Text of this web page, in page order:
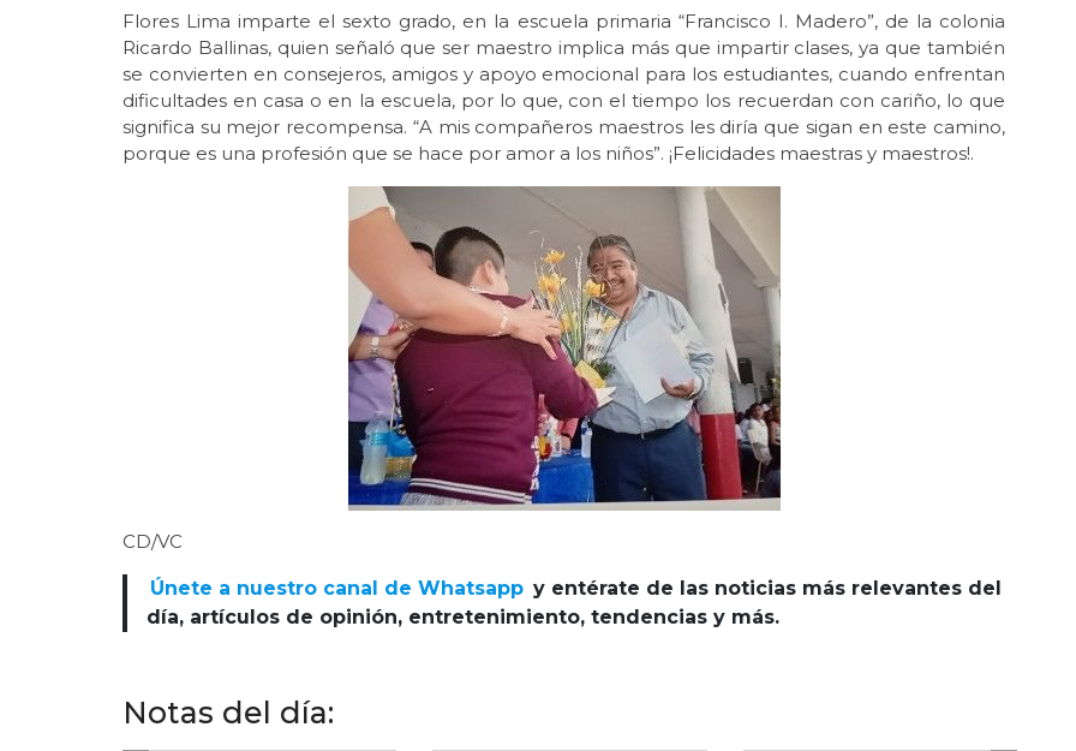
Flores Lima imparte el sexto grado, en la escuela primaria “Francisco I. Madero”, de la colonia
Ricardo Ballinas, quien señaló que ser maestro implica más que impartir clases, ya que también
se convierten en consejeros, amigos y apoyo emocional para los estudiantes, cuando enfrentan
dificultades en casa o en la escuela, por lo que, con el tiempo los recuerdan con cariño, lo que
significa su mejor recompensa. “A mis compañeros maestros les diría que sigan en este camino,
porque es una profesión que se hace por amor a los niños”. ¡Felicidades maestras y maestros!.
CD/VC
Únete a nuestro canal de Whatsapp y entérate de las noticias más relevantes del
día, artículos de opinión, entretenimiento, tendencias y más.
Notas del día: